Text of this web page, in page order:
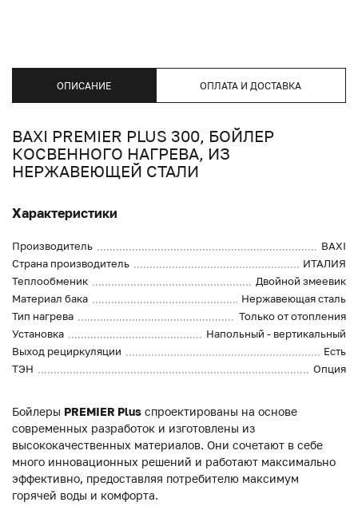
ОПИСАНИЕ ОПЛАТА И ДОСТАВКА
BAXI PREMIER PLUS 300, БОЙЛЕР
КОСВЕННОГО НАГРЕВА, ИЗ
НЕРЖАВЕЮЩЕЙ СТАЛИ
Характеристики
Производитель
BAXI
Страна производитель
ИТАЛИЯ
Теплообменик
Двойной змеевик
Материал бака
Нержавеющая сталь
Тип нагрева
Только от отопления
Установка
Напольный - вертикальный
Выход рециркуляции
Есть
ТЭН
Опция
Бойлеры PREMIER Plus спроектированы на основе
современных разработок и изготовлены из
высококачественных материалов. Они сочетают в себе
много инновационных решений и работают максимально
эффективно, предоставляя потребителю максимум
горячей воды и комфорта.